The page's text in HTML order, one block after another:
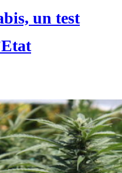
un test